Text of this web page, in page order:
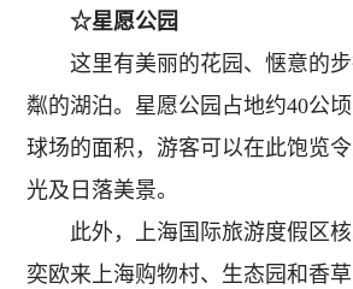
☆星愿公园
这里有美丽的花园、惬意的步
粼的湖泊。星愿公园占地约40公
球场的面积，游客可以在此饱览
光及日落美景。
此外，上海国际旅游度假区核
奕欧来上海购物村、生态园和香